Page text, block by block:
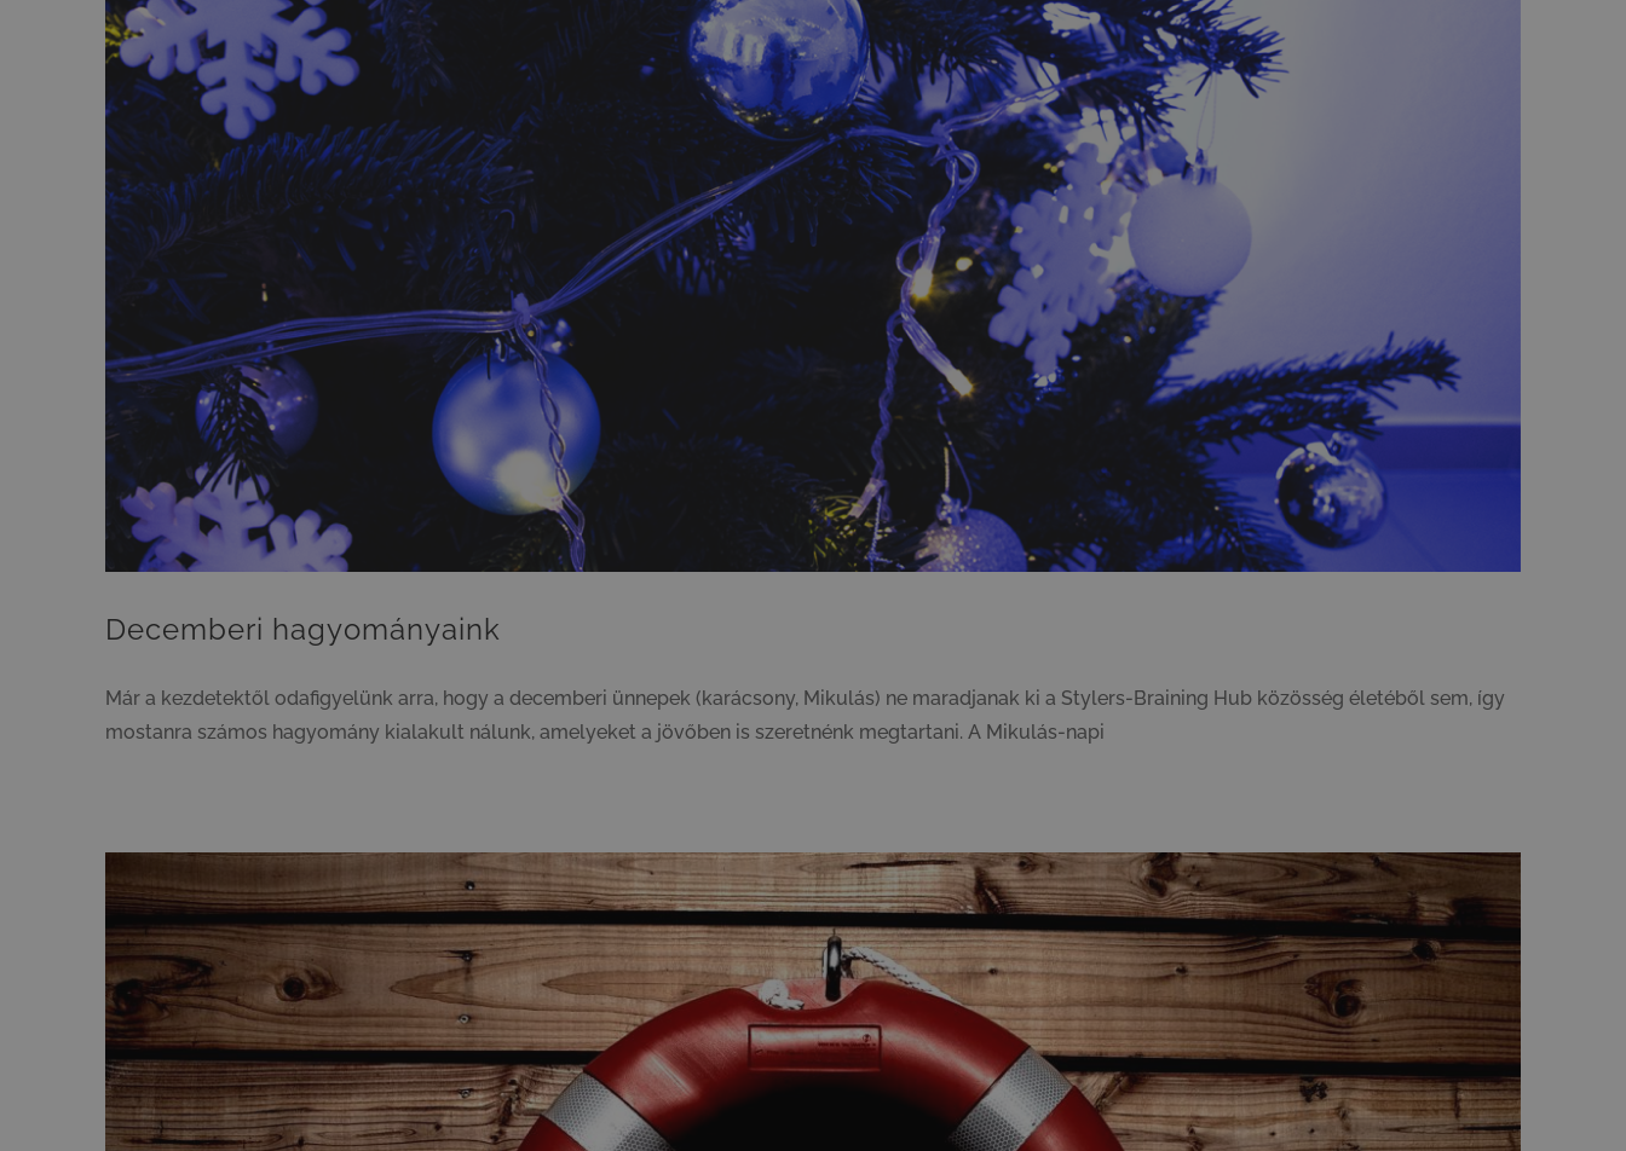
Decemberi hagyományaink
Már a kezdetektől odafigyelünk arra, hogy a decemberi ünnepek (karácsony, Mikulás) ne maradjanak ki a Stylers-Braining Hub közösség életéből sem, így
mostanra számos hagyomány kialakult nálunk, amelyeket a jövőben is szeretnénk megtartani. A Mikulás-napi